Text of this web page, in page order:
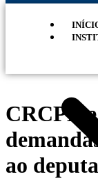
CRCPE
ao